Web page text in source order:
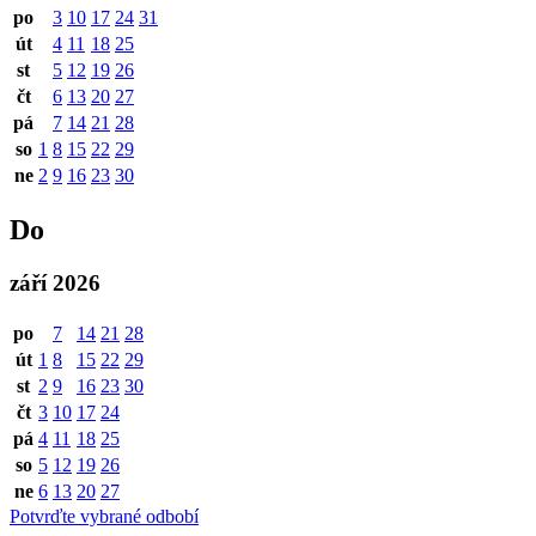
po 3 10 17 24 31
út
4 11 18 25
st
5 12 19 26
čt
6 13 20 27
pá
7 14 21 28
so 1 8 15 22 29
ne 2 9 16 23 30
Do
září 2026
po 7 14 21 28
út 1 8 15 22 29
st 2 9 16 23 30
čt 3 10 17 24
pá 4 11 18 25
so 5 12 19 26
ne 6 13 20 27
Potvrďte vybrané odbobí